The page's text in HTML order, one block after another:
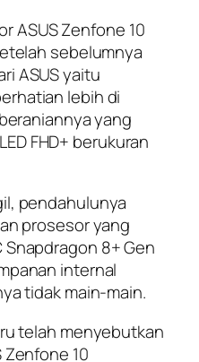
ASUS Zenfone 10
sebelumnya
ASUS yaitu
lebih di
yang
FHD+ berukuran
pendahulunya
prosesor yang
Snapdragon 8+ Gen
internal
tidak main-main.
telah menyebutkan
Zenfone 10